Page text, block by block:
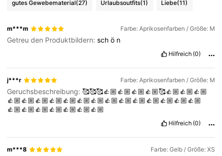
gutes Gewebematerial(27) Urlaubsoutfits(1) Liebe(11)
m***m Farbe: Aprikosenfarben / Größe: M
Getreu den Produktbildern:schö n
Hilfreich (0)
j***r Farbe: Aprikosenfarben / Größe: M
Geruchsbeschreibung:🥰🥰🥰👍🏼👍🏼👍🏼👍🏼🥰👍🏼👍🏼👍🏼
👍🏼👍🏼👍🏼👍🏼👍🏼👍🏼👍🏼👍🏼👍🏼👍🏼👍🏼👍🏼👍🏼👍🏼
👍🏼👍🏼👍🏼👍🏼👍🏼👍🏼👍🏼
Hilfreich (0)
m***8 Farbe: Gelb / Größe: XS